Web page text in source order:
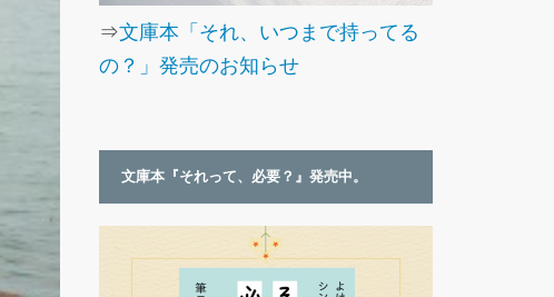
⇒文庫本「それ、いつまで持ってる
の？」発売のお知らせ
文庫本『それって、必要？』発売中。